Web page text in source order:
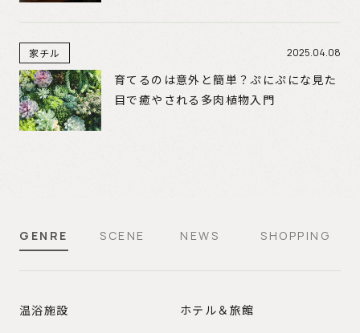
家チル 2025.04.08
育てるのは意外と簡単？ぷにぷにな見た
目で癒やされる多肉植物入門
GENRE SCENE NEWS SHOPPING
GENRE
温浴施設
ホテル＆旅館